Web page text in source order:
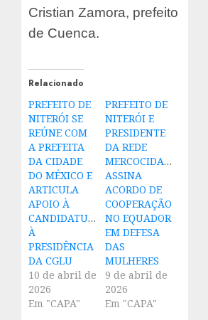
Cristian Zamora, prefeito
de Cuenca.
Relacionado
PREFEITO DE
NITERÓI SE
REÚNE COM
A PREFEITA
DA CIDADE
DO MÉXICO E
ARTICULA
APOIO À
CANDIDATURA
À
PRESIDÊNCIA
DA CGLU
10 de abril de
2026
Em "CAPA"
PREFEITO DE
NITERÓI E
PRESIDENTE
DA REDE
MERCOCIDADES
ASSINA
ACORDO DE
COOPERAÇÃO
NO EQUADOR
EM DEFESA
DAS
MULHERES
9 de abril de
2026
Em "CAPA"